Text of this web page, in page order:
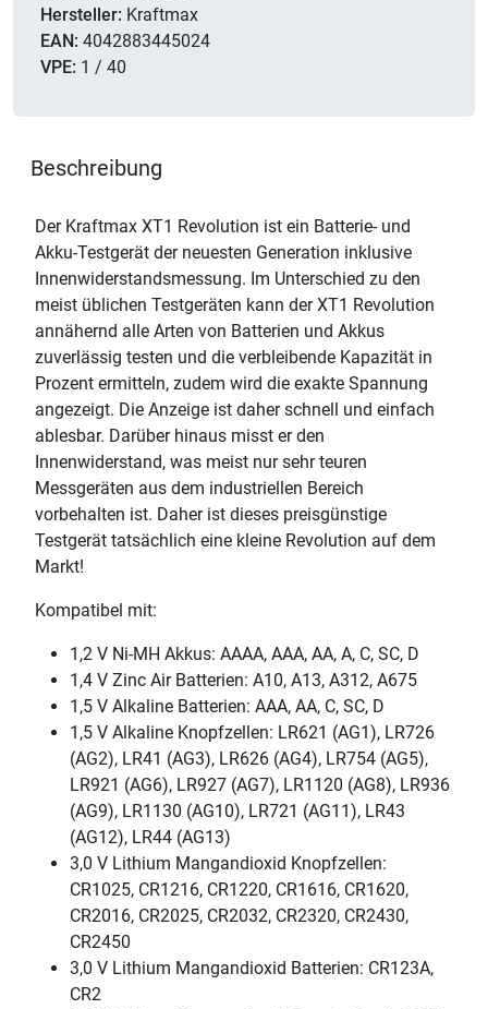
Hersteller: Kraftmax
EAN: 4042883445024
VPE: 1 / 40
Beschreibung
Der Kraftmax XT1 Revolution ist ein Batterie- und
Akku-Testgerät der neuesten Generation inklusive
Innenwiderstandsmessung. Im Unterschied zu den
meist üblichen Testgeräten kann der XT1 Revolution
annähernd alle Arten von Batterien und Akkus
zuverlässig testen und die verbleibende Kapazität in
Prozent ermitteln, zudem wird die exakte Spannung
angezeigt. Die Anzeige ist daher schnell und einfach
ablesbar. Darüber hinaus misst er den
Innenwiderstand, was meist nur sehr teuren
Messgeräten aus dem industriellen Bereich
vorbehalten ist. Daher ist dieses preisgünstige
Testgerät tatsächlich eine kleine Revolution auf dem
Markt!
Kompatibel mit:
1,2 V Ni-MH Akkus: AAAA, AAA, AA, A, C, SC, D
1,4 V Zinc Air Batterien: A10, A13, A312, A675
1,5 V Alkaline Batterien: AAA, AA, C, SC, D
1,5 V Alkaline Knopfzellen: LR621 (AG1), LR726
(AG2), LR41 (AG3), LR626 (AG4), LR754 (AG5),
LR921 (AG6), LR927 (AG7), LR1120 (AG8), LR936
(AG9), LR1130 (AG10), LR721 (AG11), LR43
(AG12), LR44 (AG13)
3,0 V Lithium Mangandioxid Knopfzellen:
CR1025, CR1216, CR1220, CR1616, CR1620,
CR2016, CR2025, CR2032, CR2320, CR2430,
CR2450
3,0 V Lithium Mangandioxid Batterien: CR123A,
CR2